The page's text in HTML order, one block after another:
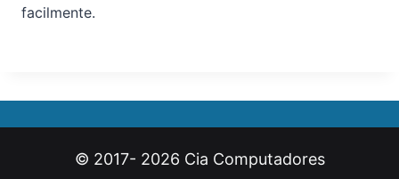
facilmente.
© 2017- 2026 Cia Computadores